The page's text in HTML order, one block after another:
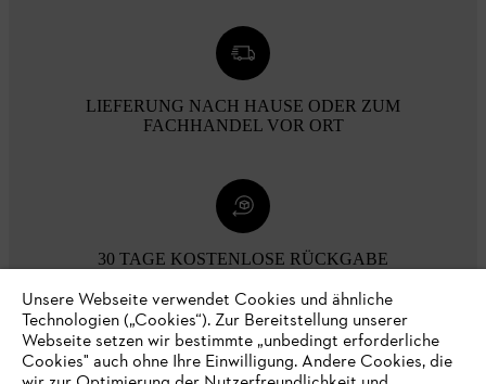
LIEFERUNG NACH HAUSE ODER ZUM
FACHHANDEL VOR ORT
30 TAGE KOSTENLOSE RÜCKGABE
Zahlungsmöglichkeiten
Unsere Webseite verwendet Cookies und ähnliche
Technologien („Cookies“). Zur Bereitstellung unserer
Webseite setzen wir bestimmte „unbedingt erforderliche
Cookies" auch ohne Ihre Einwilligung. Andere Cookies, die